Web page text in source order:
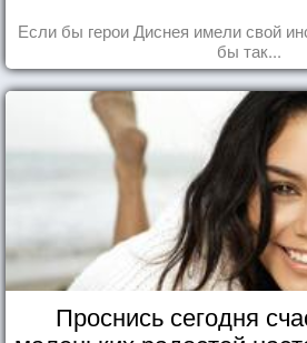
Если бы герои Диснея имели свой
бы так...
Проснись сегодня